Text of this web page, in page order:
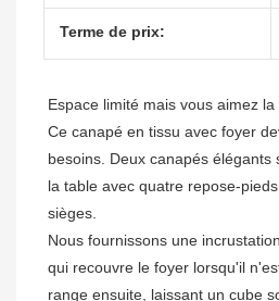
Terme de prix:
Espace limité mais vous aimez
Ce canapé en tissu avec foyer
besoins. Deux canapés
la table avec quatre repose-
sièges.
Nous fournissons une
qui recouvre le foyer lorsqu'il